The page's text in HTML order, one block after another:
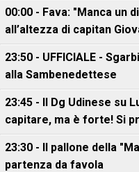
00:00 - Fava: "Manca un
all’altezza di capitan
23:50 - UFFICIALE -
alla Sambenedettese
23:45 - Il Dg Udinese su
capitare, ma è forte! Si
23:30 - Il pallone della
partenza da favola